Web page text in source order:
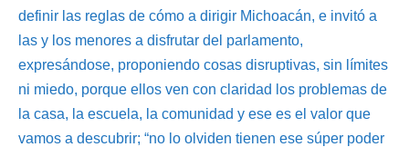
definir las reglas de cómo a dirigir Michoacán, e invitó a
las y los menores a disfrutar del parlamento,
expresándose, proponiendo cosas disruptivas, sin límites
ni miedo, porque ellos ven con claridad los problemas de
la casa, la escuela, la comunidad y ese es el valor que
vamos a descubrir; “no lo olviden tienen ese súper poder